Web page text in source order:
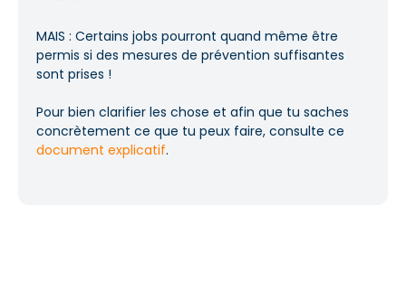
MAIS : Certains jobs pourront quand même être
permis si des mesures de prévention suffisantes
sont prises !
Pour bien clarifier les chose et afin que tu saches
concrètement ce que tu peux faire, consulte ce
document explicatif.